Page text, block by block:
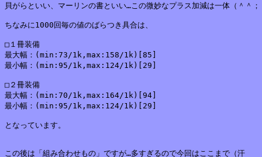
貝がらといい、マーリンの書といい…この微妙なプラス加減は一体（＾＾；
ちなみに1000回毎の値のばらつき具合は、
□１冊装備
最大幅：(min:73/1k,max:158/1k)[85]
最小幅：(min:95/1k,max:124/1k)[29]
□２冊装備
最大幅：(min:70/1k,max:164/1k)[94]
最小幅：(min:95/1k,max:124/1k)[29]
となっています。
この後は「組み合わせもの」ですが…多すぎるので今回はここまで（汗